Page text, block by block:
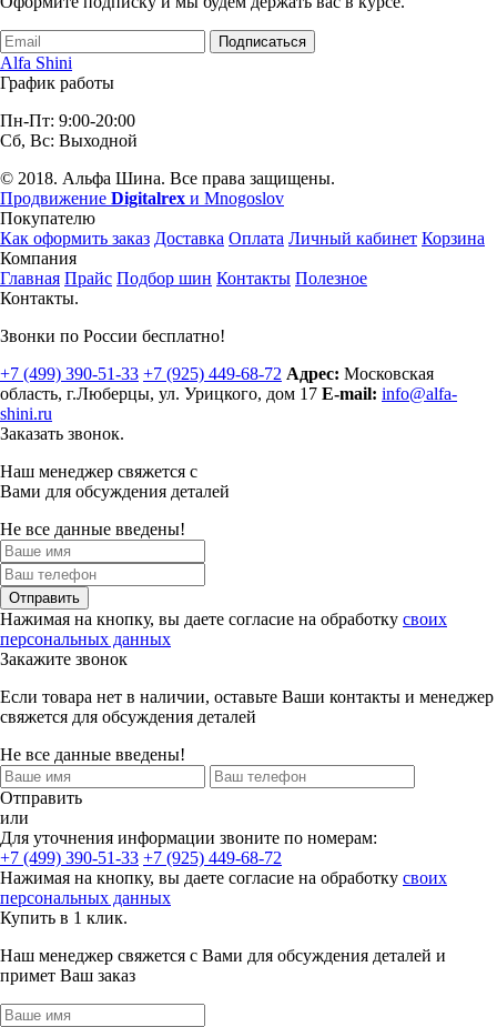
Подписаться
Alfa Shini
График работы
Пн-Пт: 9:00-20:00
Сб, Вс: Выходной
© 2018. Альфа Шина. Все права защищены.
Продвижение Digitalrex и Mnogoslov
Покупателю
Как оформить заказ Доставка Оплата Личный кабинет Корзина
Компания
Главная Прайс Подбор шин Контакты Полезное
Контакты.
Звонки по России бесплатно!
+7 (499) 390-51-33 +7 (925) 449-68-72 Адрес: Московская
область, г.Люберцы, ул. Урицкого, дом 17 E-mail: info@alfa-
shini.ru
Заказать звонок.
Наш менеджер свяжется с
Вами для обсуждения деталей
Не все данные введены!
Отправить
Нажимая на кнопку, вы даете согласие на обработку своих
персональных данных
Закажите звонок
Если товара нет в наличии, оставьте Ваши контакты и менеджер
свяжется для обсуждения деталей
Не все данные введены!
Отправить
или
Для уточнения информации звоните по номерам:
+7 (499) 390-51-33 +7 (925) 449-68-72
Нажимая на кнопку, вы даете согласие на обработку своих
персональных данных
Купить в 1 клик.
Наш менеджер свяжется с Вами для обсуждения деталей и
примет Ваш заказ